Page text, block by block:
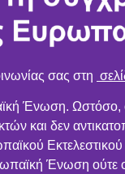
σας στη
Ένωση. Ωστόσο,
και δεν
Εκτελεστικού
Ένωση